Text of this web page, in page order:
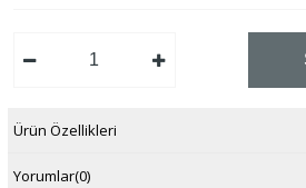
Ürün Özellikleri
Yorumlar(0)